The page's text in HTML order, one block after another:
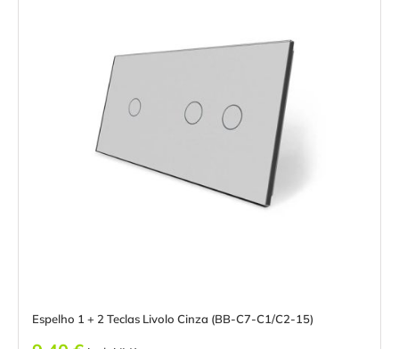
Espelho 1 + 2 Teclas Livolo Cinza (BB-C7-C1/C2-15)